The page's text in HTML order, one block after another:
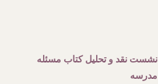
نشست نقد و تحلیل کتاب مسئله
مدرسه